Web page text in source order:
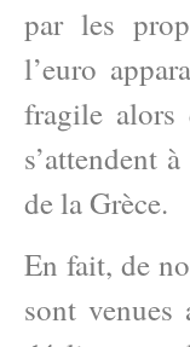
par les
l’euro
fragile alors
s’attendent
de la Grèce.
En fait, de
sont venues